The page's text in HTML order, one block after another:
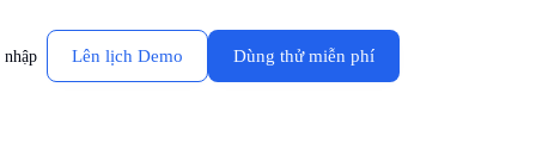
Lên lịch Demo Dùng thử miễn phí